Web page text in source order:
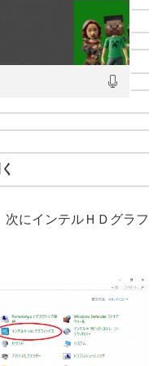
にインテルＨＤグラフ